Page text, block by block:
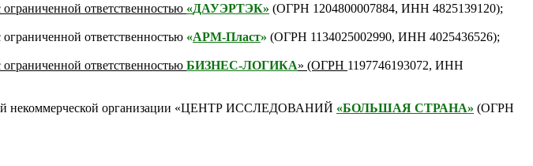
ответственностью «ДАУЭРТЭК» (ОГРН 1204800007884, ИНН 4825139120);
ответственностью «АРМ-Пласт» (ОГРН 1134025002990, ИНН 4025436526);
ответственностью БИЗНЕС-ЛОГИКА» (ОГРН 1197746193072, ИНН
некоммерческой организации «ЦЕНТР ИССЛЕДОВАНИЙ «БОЛЬШАЯ СТРАНА» (ОГРН